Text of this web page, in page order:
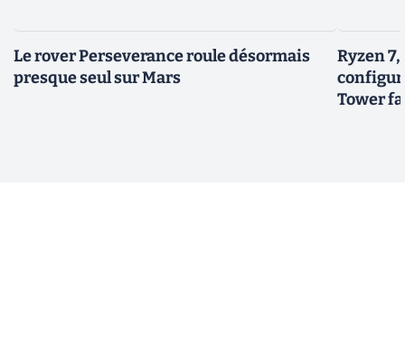
Le rover Perseverance roule désormais
presque seul sur Mars
Ryzen 7,
Tower